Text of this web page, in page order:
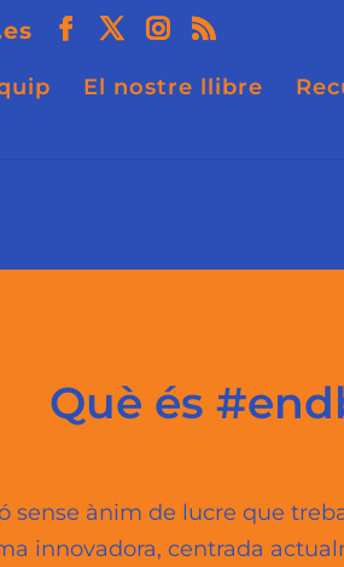
El nostre llibre
Què és
sense ànim de lucre que
innovadora, centrada